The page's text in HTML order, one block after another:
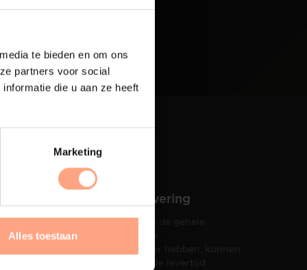
te bieden en om ons
partners voor social
die u aan ze heeft
Marketing
Alles toestaan
tot
Snelle levering
Doordat wij de gehele
eigen beheer hebben, kunnen
wij een snelle levertijd